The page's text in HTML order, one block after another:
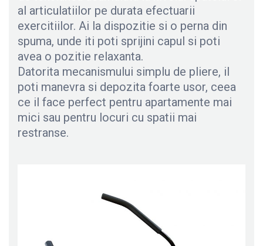
al articulatiilor pe durata efectuarii
exercitiilor. Ai la dispozitie si o perna din
spuma, unde iti poti sprijini capul si poti
avea o pozitie relaxanta.
Datorita mecanismului simplu de pliere, il
poti manevra si depozita foarte usor, ceea
ce il face perfect pentru apartamente mai
mici sau pentru locuri cu spatii mai
restranse.